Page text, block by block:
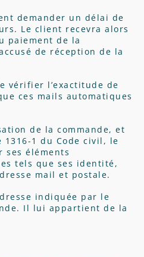
demander un délai de
Le client recevra alors
paiement de la
de réception de la
vérifier l’exactitude de
ces mails automatiques
de la commande, et
1316-1 du Code civil, le
ses éléments
tels que ses identité,
mail et postale.
indiquée par le
Il lui appartient de la